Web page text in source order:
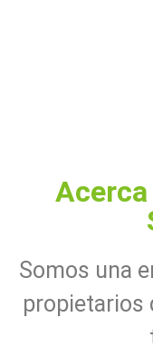
Somos una
propietarios